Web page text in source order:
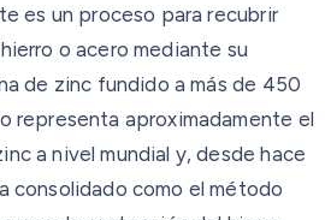
es un proceso para recubrir
o acero mediante su
de zinc fundido a más de 450
representa aproximadamente el
a nivel mundial y, desde hace
consolidado como el método